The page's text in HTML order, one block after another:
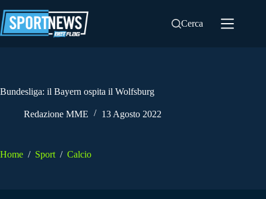
al
contenuto
Cerca
Bundesliga: il Bayern ospita il Wolfsburg
Redazione MME 13 Agosto 2022
Home / Sport / Calcio